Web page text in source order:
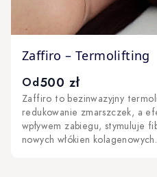
Zaffiro – Termolifting
The price depends on
Od500 zł
Zaffiro to bezinwazyjny
redukowanie zmarszczek, a
wpływem zabiegu, stymuluje
nowych włókien kolagenowych.